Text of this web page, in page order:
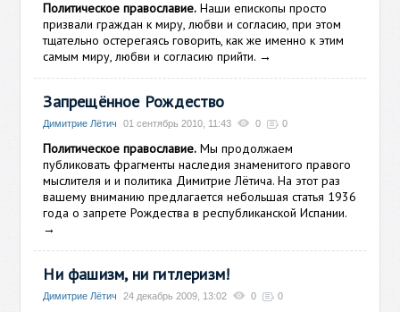
Политическое православие. Наши епископы просто
призвали граждан к миру, любви и согласию, при этом
тщательно остерегаясь говорить, как же именно к этим
самым миру, любви и согласию прийти. →
Запрещённое Рождество
Димитрие Лётич 01 сентябрь 2010, 11:43 0 0
Политическое православие. Мы продолжаем
публиковать фрагменты наследия знаменитого правого
мыслителя и и политика Димитрие Лётича. На этот раз
вашему вниманию предлагается небольшая статья 1936
года о запрете Рождества в республиканской Испании.
→
Ни фашизм, ни гитлеризм!
Димитрие Лётич 24 декабрь 2009, 13:02 0 0